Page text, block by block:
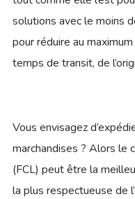
solutions avec le moins
pour réduire au
temps de transit, de
Vous envisagez
marchandises ? Alors le
(FCL) peut être la
la plus respectueuse de